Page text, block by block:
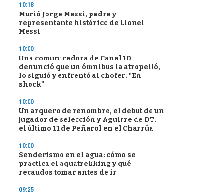
10:18
Murió Jorge Messi, padre y
representante histórico de Lionel
Messi
10:00
Una comunicadora de Canal 10
denunció que un ómnibus la atropelló,
lo siguió y enfrentó al chofer: "En
shock"
10:00
Un arquero de renombre, el debut de un
jugador de selección y Aguirre de DT:
el último 11 de Peñarol en el Charrúa
10:00
Senderismo en el agua: cómo se
practica el aquatrekking y qué
recaudos tomar antes de ir
09:25